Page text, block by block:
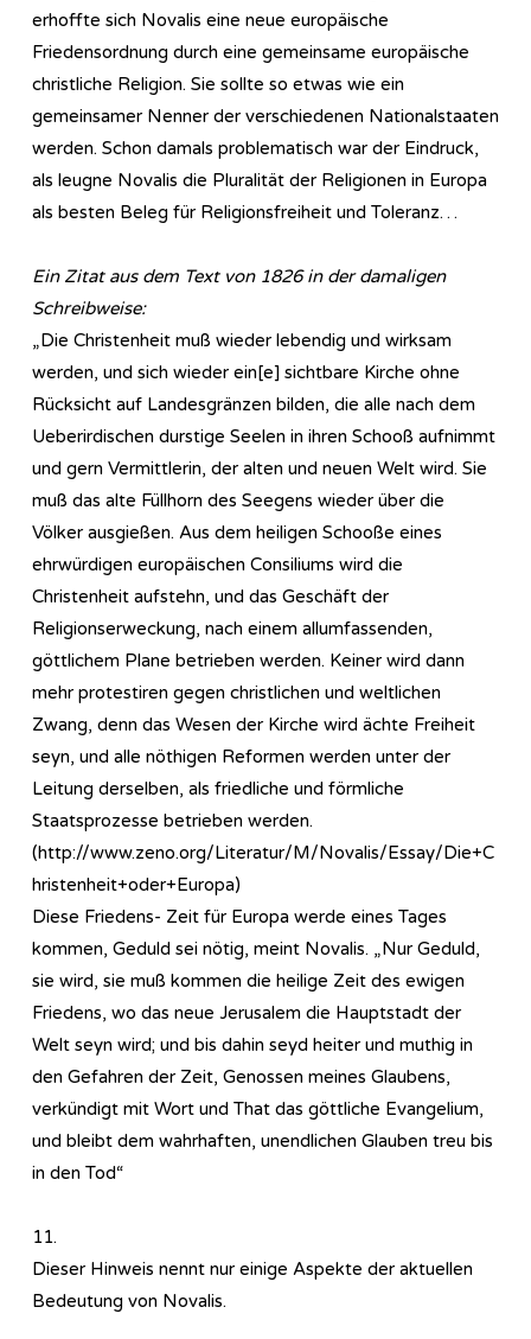
erhoffte sich Novalis eine neue europäische
Friedensordnung durch eine gemeinsame europäische
christliche Religion. Sie sollte so etwas wie ein
gemeinsamer Nenner der verschiedenen Nationalstaaten
werden. Schon damals problematisch war der Eindruck,
als leugne Novalis die Pluralität der Religionen in Europa
als besten Beleg für Religionsfreiheit und Toleranz…
Ein Zitat aus dem Text von 1826 in der damaligen
Schreibweise:
„Die Christenheit muß wieder lebendig und wirksam
werden, und sich wieder ein[e] sichtbare Kirche ohne
Rücksicht auf Landesgränzen bilden, die alle nach dem
Ueberirdischen durstige Seelen in ihren Schooß aufnimmt
und gern Vermittlerin, der alten und neuen Welt wird. Sie
muß das alte Füllhorn des Seegens wieder über die
Völker ausgießen. Aus dem heiligen Schooße eines
ehrwürdigen europäischen Consiliums wird die
Christenheit aufstehn, und das Geschäft der
Religionserweckung, nach einem allumfassenden,
göttlichem Plane betrieben werden. Keiner wird dann
mehr protestiren gegen christlichen und weltlichen
Zwang, denn das Wesen der Kirche wird ächte Freiheit
seyn, und alle nöthigen Reformen werden unter der
Leitung derselben, als friedliche und förmliche
Staatsprozesse betrieben werden.
(http://www.zeno.org/Literatur/M/Novalis/Essay/Die+C
hristenheit+oder+Europa)
Diese Friedens- Zeit für Europa werde eines Tages
kommen, Geduld sei nötig, meint Novalis. „Nur Geduld,
sie wird, sie muß kommen die heilige Zeit des ewigen
Friedens, wo das neue Jerusalem die Hauptstadt der
Welt seyn wird; und bis dahin seyd heiter und muthig in
den Gefahren der Zeit, Genossen meines Glaubens,
verkündigt mit Wort und That das göttliche Evangelium,
und bleibt dem wahrhaften, unendlichen Glauben treu bis
in den Tod“
11.
Dieser Hinweis nennt nur einige Aspekte der aktuellen
Bedeutung von Novalis.